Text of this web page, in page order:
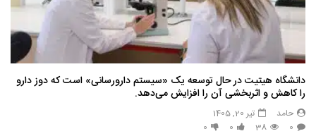
دانشگاه هیتیت در حال توسعه یک «سیستم دارورسانی» است که دوز دارو
را کاهش و اثربخشی آن را افزایش می‌دهد.
حامد
تیر 20, 1405
0
38
0
0